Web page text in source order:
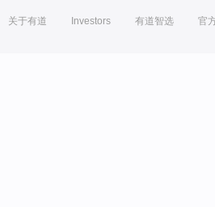
关于有道 Investors 有道智选 官